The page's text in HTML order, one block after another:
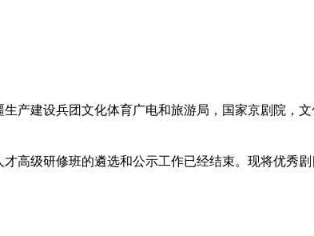
产建设兵团文化体育广电和旅游局，国家京剧院，文
高级研修班的遴选和公示工作已经结束。现将优秀